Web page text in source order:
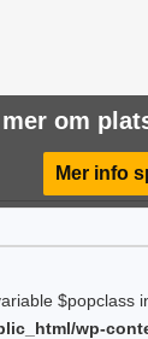
om
Mer info
$popclass
wp-